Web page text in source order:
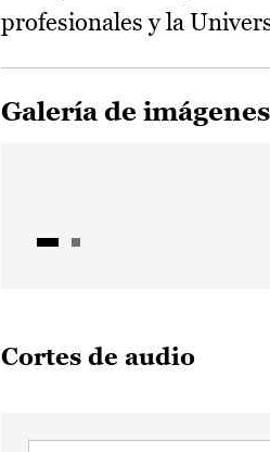
profesionales y la
Galería de imágenes
Cortes de audio